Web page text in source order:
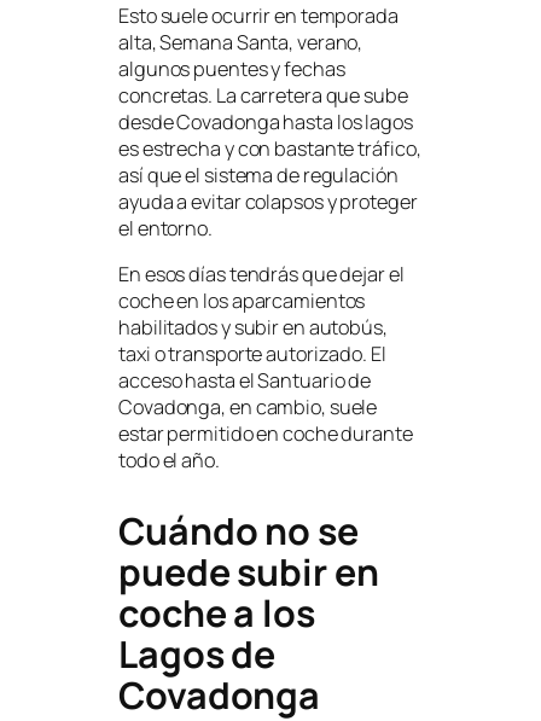
Esto suele ocurrir en temporada
alta, Semana Santa, verano,
algunos puentes y fechas
concretas. La carretera que sube
desde Covadonga hasta los lagos
es estrecha y con bastante tráfico,
así que el sistema de regulación
ayuda a evitar colapsos y proteger
el entorno.
En esos días tendrás que dejar el
coche en los aparcamientos
habilitados y subir en autobús,
taxi o transporte autorizado. El
acceso hasta el Santuario de
Covadonga, en cambio, suele
estar permitido en coche durante
todo el año.
Cuándo no se
puede subir en
coche a los
Lagos de
Covadonga